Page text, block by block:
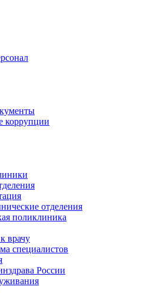
коррупции
отделения
поликлиника
врачу
специалистов
России